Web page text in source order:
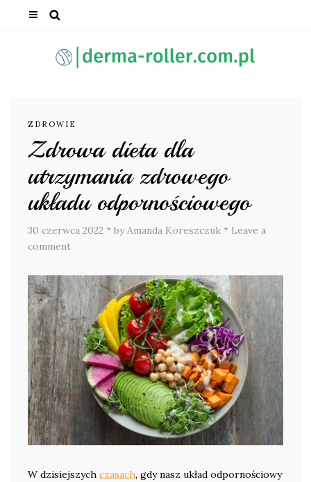
ZDROWIE
Zdrowa dieta dla
utrzymania zdrowego
układu odpornościowego
30 czerwca 2022 * by Amanda Koreszczuk * Leave a
comment
W dzisiejszych czasach, gdy nasz układ odpornościowy